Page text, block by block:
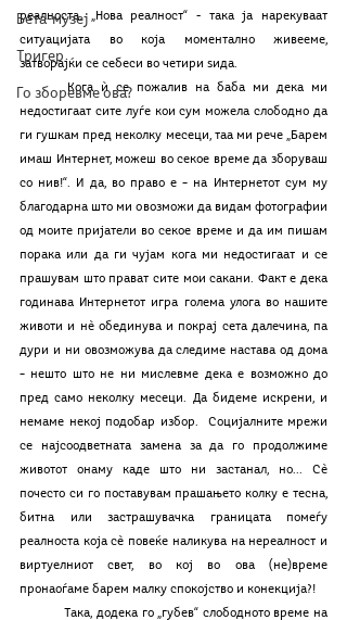
Бета-музеј
Тригер
Го зборевме ова?
реалноста. „Нова реалност“ - така ја нарекуваат
ситуацијата во која моментално живееме,
затворајќи се себеси во четири ѕида.
	Кога ѝ се пожалив на баба ми дека ми
недостигаат сите луѓе кои сум можела слободно да
ги гушкам пред неколку месеци, таа ми рече „Барем
имаш Интернет, можеш во секое време да зборуваш
со нив!“. И да, во право е – на Интернетот сум му
благодарна што ми овозможи да видам фотографии
од моите пријатели во секое време и да им пишам
порака или да ги чујам кога ми недостигаат и се
прашувам што прават сите мои сакани. Факт е дека
годинава Интернетот игра голема улога во нашите
животи и нè обединува и покрај сета далечина, па
дури и ни овозможува да следиме настава од дома
– нешто што не ни мислевме дека е возможно до
пред само неколку месеци. Да бидеме искрени, и
немаме некој подобар избор.  Социјалните мрежи
се најсоодветната замена за да го продолжиме
животот онаму каде што ни застанал, но... Сè
почесто си го поставувам прашањето колку е тесна,
битна или застрашувачка границата помеѓу
реалноста која сè повеќе наликува на нереалност и
виртуелниот свет, во кој во ова (не)време
пронаоѓаме барем малку спокојство и конекција?!